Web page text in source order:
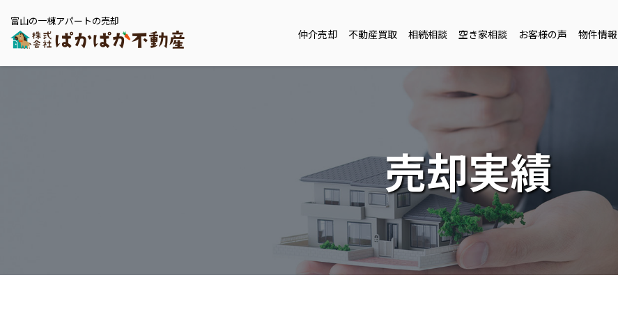
富山の一棟アパートの売却
仲介売却 不動産買取 相続相談 空き家相談 お客様の声 物件情報
売却実績